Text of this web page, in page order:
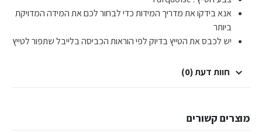
אנא בידקו את מדריך המידות כדי לבחור לכם את המידה המדויקת
ביותר
יש לכבס את הטייץ בדיוק לפי הוראות הכביסה בלייבל שתפור לטייץ
חוות דעת (0)
מוצרים קשורים